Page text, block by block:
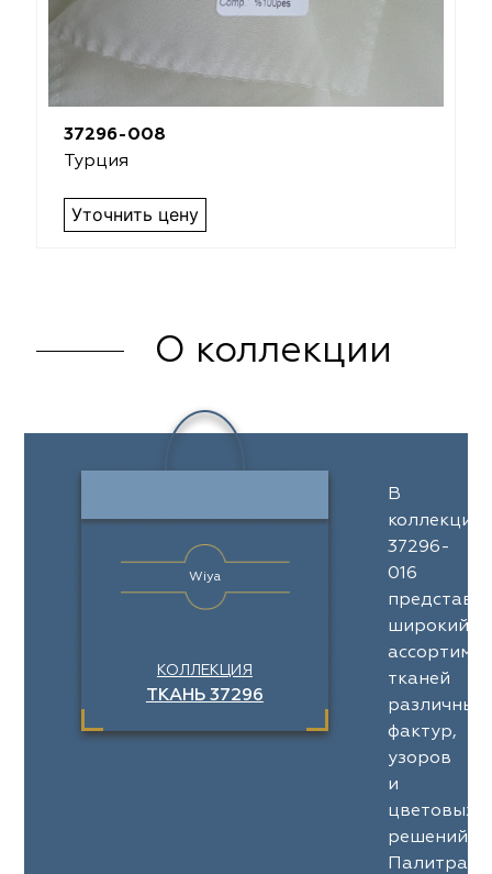
37296-008
Турция
Уточнить цену
О коллекции
Wiya
КОЛЛЕКЦИЯ
ТКАНЬ 37296
В
коллекции
37296-
016
широкий
тканей
различных
фактур,
узоров
и
цветовых
решений.
Палитра